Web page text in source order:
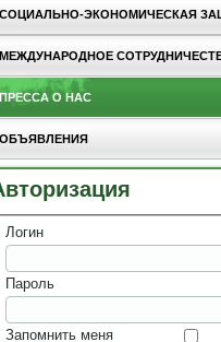
СОЦИАЛЬНО-ЭКОНОМИЧЕСКАЯ
МЕЖДУНАРОДНОЕ
ПРЕССА О НАС
ОБЪЯВЛЕНИЯ
Логин
Пароль
Запомнить меня